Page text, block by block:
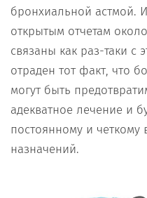
бронхиальной астмой.
открытым отчетам
связаны как раз-таки с
отраден тот факт, что
могут быть
адекватное лечение и
постоянному и
назначений.